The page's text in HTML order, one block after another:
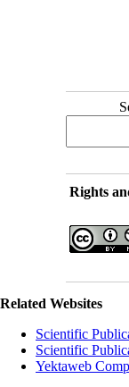
Rights
Related Websites
Scientific
Scientific
Yektaweb